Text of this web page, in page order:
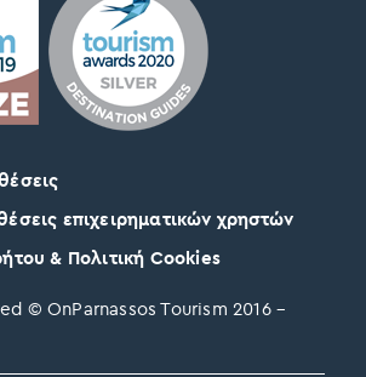
© OnParnassos Tourism 2016 –
επιχειρηματικών χρηστών
& Πολιτική Cookies